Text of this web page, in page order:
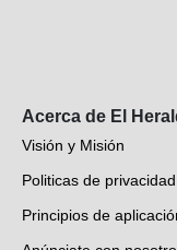
Acerca de El
Visión y Misión
Politicas de privacidad
Principios de